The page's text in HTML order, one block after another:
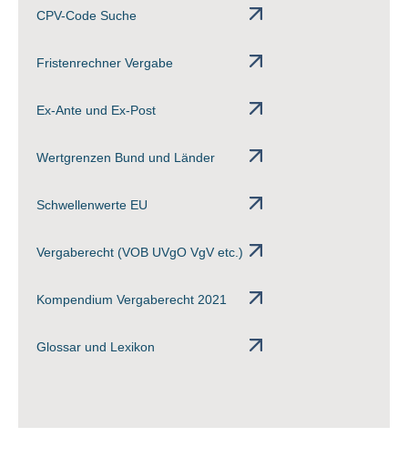
CPV-Code Suche
Fristenrechner Vergabe
Ex-Ante und Ex-Post
Wertgrenzen Bund und Länder
Schwellenwerte EU
Vergaberecht (VOB UVgO VgV etc.)
Kompendium Vergaberecht 2021
Glossar und Lexikon